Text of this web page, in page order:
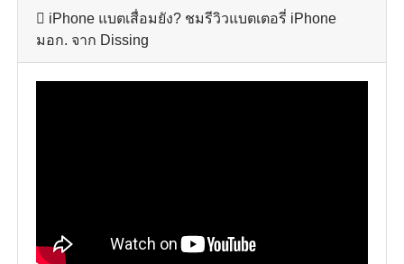
iPhone แบตเสื่อมยัง? ชมรีวิวแบตเตอรี่ iPhone
มอก. จาก Dissing